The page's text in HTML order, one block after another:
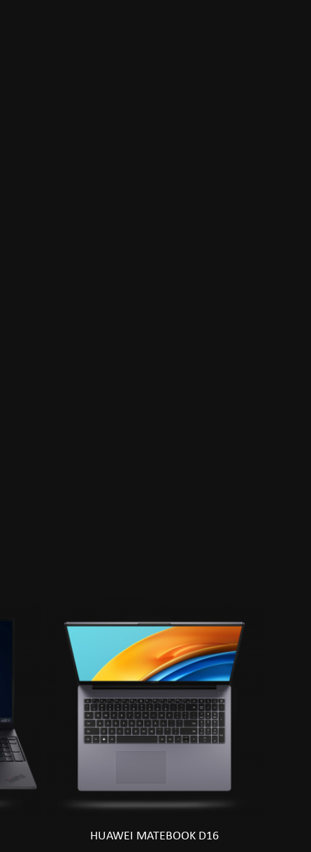
HUAWEI MATEBOOK D16